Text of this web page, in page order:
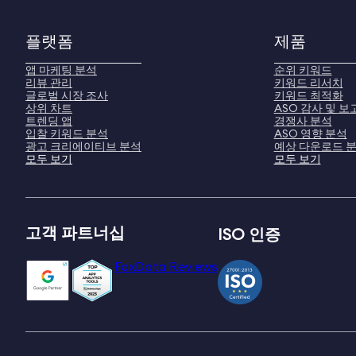
플랫폼
앱 마케팅 분석
리뷰 관리
글로벌 시장 조사
상위 차트
트렌딩 앱
입찰 키워드 분석
광고 크리에이티브 분석
모두 보기
제품
순위 키워드
키워드 리서치
키워드 최적화
ASO 감사 및 보
경쟁사 분석
ASO 영향 분석
예상 다운로드
모두 보기
고객 파트너십
FoxData Reviews
ISO 인증